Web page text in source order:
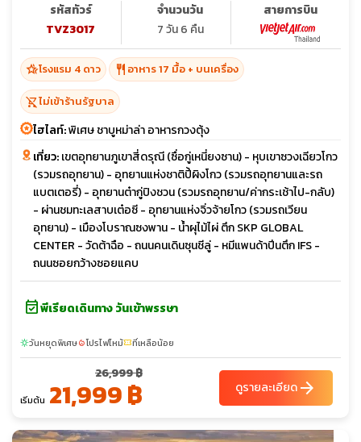
รหัสทัวร์
TVZ3017
จำนวนวัน
7 วัน 6 คืน
สายการบิน
hotel_classโรงแรม 4 ดาว restaurant อาหาร 17 มื้อ + บนเครื่อง
shopping_cart_offไม่เข้าร้านรัฐบาล
ไฮไลท์:พิเศษ ชาบูหม่าล่า อาหารกวงตุ้ง
เที่ยว:เขตอุทยานภูเขาสี่ดรุณี (ซื่อกู่เหนี่ยงซาน) - หุบเขาซวงเฉียวโกว
(รวมรถอุทยาน) - อุทยานแห่งชาติปี้ผิงโกว (รวมรถอุทยานและรถ
แบตเตอรี่) - อุทยานต๋ากู่ปิงชวน (รวมรถอุทยาน/ค่ากระเช้าไป-กลับ)
- ผ่านชมทะเลสาบเต๋อซี - อุทยานแห่งจิ่วจ้ายโกว (รวมรถเวียน
อุทยาน) - เมืองโบราณซงพาน - น้ำผุไม้ไผ่ ตึก SKP GLOBAL
CENTER - วัดต้าฉือ - ถนนคนเดินซุนชีลู่ - หมีแพนด้าปีนตึก IFS -
ถนนซอยกว้างซอยแคบ
event_availableพีเรียดเดินทาง วันเข้าพรรษา
sunnyวันหยุดพิเศษlocal_fire_departmentโปรไฟไหม้confirmation_numberที่เหลือน้อย
เริ่มต้น
26,999 ฿
21,999 ฿ ดูรายละเอียดarrow_forward